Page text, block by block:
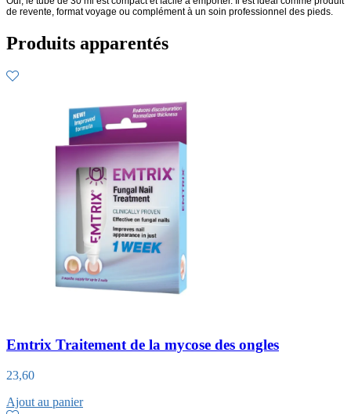
de revente, format voyage ou complément à un soin professionnel des pieds.
Produits apparentés
Emtrix Traitement de la mycose des ongles
23,60
Ajout au panier